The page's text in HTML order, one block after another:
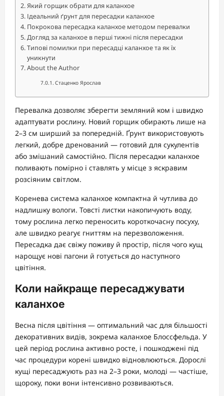
Який горщик обрати для каланхое
Ідеальний ґрунт для пересадки каланхое
Покрокова пересадка каланхое методом перевалки
Догляд за каланхое в перші тижні після пересадки
Типові помилки при пересадці каланхое та як їх
уникнути
About the Author
Стаценко Ярослав
Перевалка дозволяє зберегти земляний ком і швидко
адаптувати рослину. Новий горщик обирають лише на
2–3 см ширший за попередній. Ґрунт використовують
легкий, добре дренований — готовий для сукулентів
або змішаний самостійно. Після пересадки каланхое
поливають помірно і ставлять у місце з яскравим
розсіяним світлом.
Коренева система каланхое компактна й чутлива до
надлишку вологи. Товсті листки накопичують воду,
тому рослина легко переносить короткочасну посуху,
але швидко реагує гниттям на перезволоження.
Пересадка дає свіжу поживу й простір, після чого кущ
нарощує нові пагони й готується до наступного
цвітіння.
Коли найкраще пересаджувати
каланхое
Весна після цвітіння — оптимальний час для більшості
декоративних видів, зокрема каланхое Блоссфельда. У
цей період рослина активно росте, і пошкоджені під
час процедури корені швидко відновлюються. Дорослі
кущі пересаджують раз на 2–3 роки, молоді — частіше,
щороку, поки вони інтенсивно розвиваються.